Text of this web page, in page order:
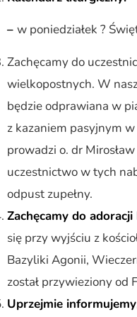
– w poniedziałek ?
Zachęcamy do
wielkopostnych. W
będzie odprawiana w
z kazaniem pasyjnym
prowadzi o. dr
uczestnictwo w tych
odpust zupełny.
Zachęcamy do
się przy wyjściu z
Bazyliki Agonii,
został przywieziony od
Uprzejmie informujemy